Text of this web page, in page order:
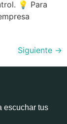
💡 Para
Siguiente →
escuchar tus